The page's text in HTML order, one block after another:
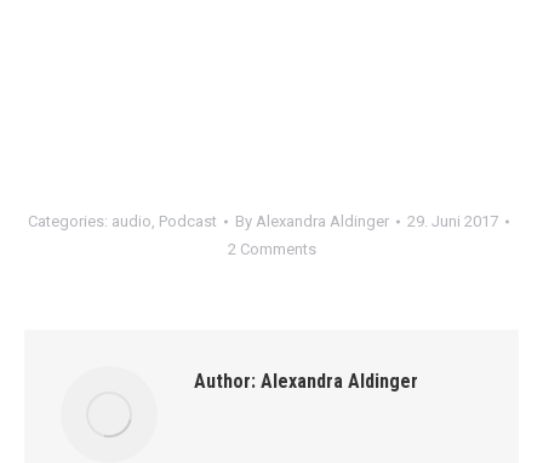
Categories: audio, Podcast By Alexandra Aldinger
29. Juni 2017
2 Comments
Author: Alexandra Aldinger